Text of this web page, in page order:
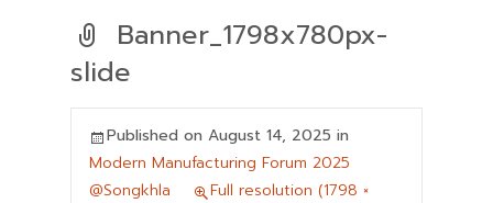
Banner_1798x780px-
slide
Published on August 14, 2025 in
Modern Manufacturing Forum 2025
@Songkhla
Full resolution (1798 ×